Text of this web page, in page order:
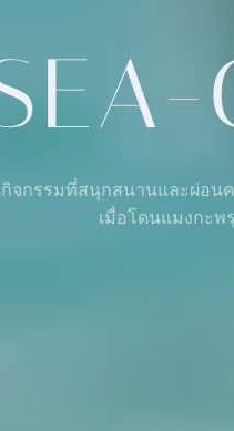
กิจกรรมที่สนุกสนานและผ่อ
เมื่อโดนแมงกะ